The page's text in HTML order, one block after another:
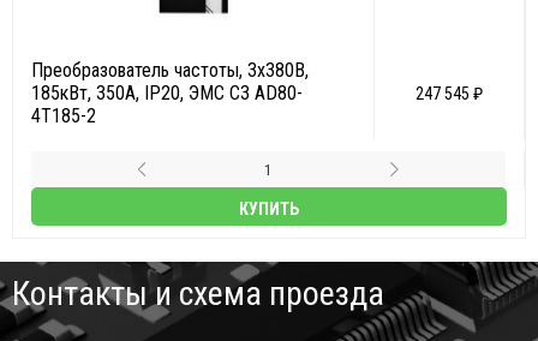
Преобразователь частоты, 3х380В,
185кВт, 350А, IP20, ЭМС С3 AD80-
4T185-2
247 545 ₽
КУПИТЬ
Контакты и схема проезда